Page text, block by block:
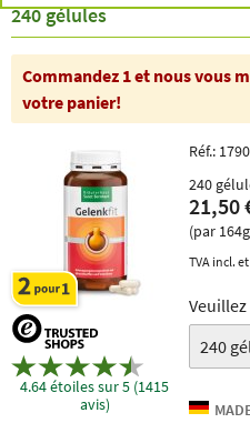
240 gélules
Commandez 1 et nous vous
votre panier!
4.64 étoiles sur 5 (1415
avis)
Réf.: 1790
240
21,50
(par
TVA incl. et